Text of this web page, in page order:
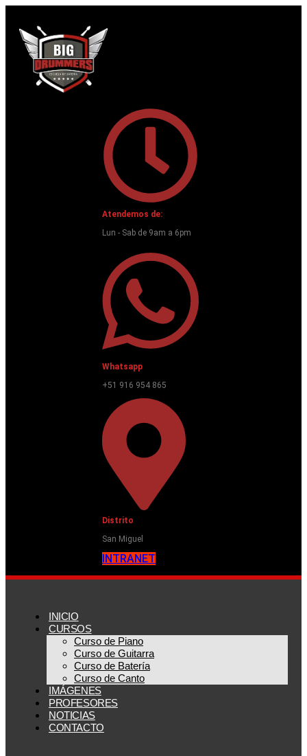
contenido
Atendemos de:
Lun - Sab de 9am a 6pm
Whatsapp
+51 916 954 865
Distrito
San Miguel
INTRANET
INICIO
CURSOS
Curso de Piano
Curso de Guitarra
Curso de Batería
Curso de Canto
IMÁGENES
PROFESORES
NOTICIAS
CONTACTO